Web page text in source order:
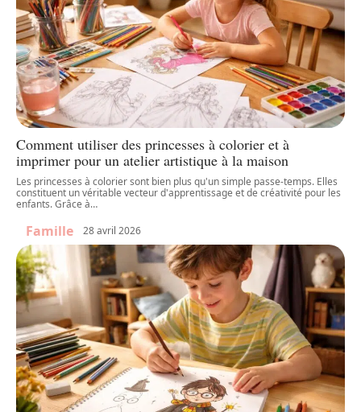
Comment utiliser des princesses à colorier et à
imprimer pour un atelier artistique à la maison
Les princesses à colorier sont bien plus qu'un simple passe-temps. Elles
constituent un véritable vecteur d'apprentissage et de créativité pour les
enfants. Grâce à…
Famille 28 avril 2026